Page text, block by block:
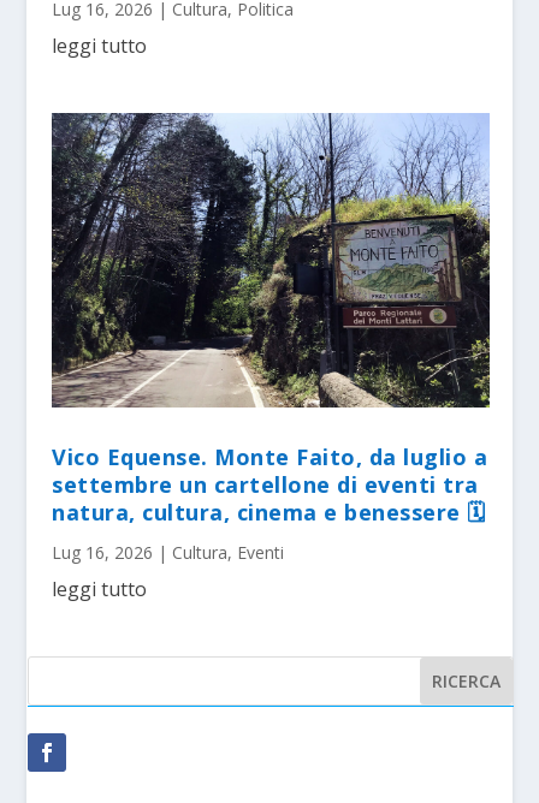
Lug 16, 2026 | Cultura, Politica
leggi tutto
Vico Equense. Monte Faito, da luglio a
settembre un cartellone di eventi tra
natura, cultura, cinema e benessere 🗓
Lug 16, 2026 | Cultura, Eventi
leggi tutto